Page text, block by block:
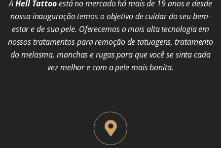
AHell Tattooestá no mercado há mais de 19 anos e desde
nossa inauguração temos o objetivo de cuidar do seu bem-
estar e de sua pele. Oferecemos a mais alta tecnologia em
nossos tratamentos para remoção de tatuagens, tratamento
do melasma, manchas e rugas para que você se sinta cada
vez melhor e com a pele mais bonita.